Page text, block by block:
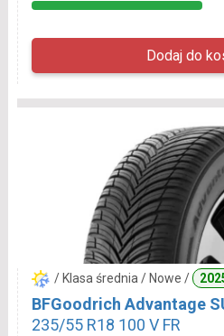
/ Klasa średnia / Nowe /
BFGoodrich Advantage
235/55 R18 100 V FR